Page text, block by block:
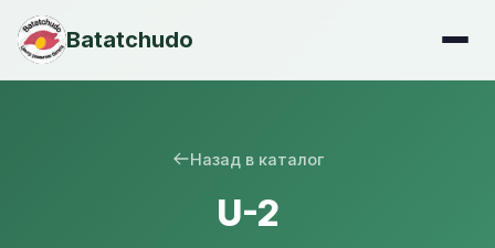
Batatchudo
Назад в каталог
U-2